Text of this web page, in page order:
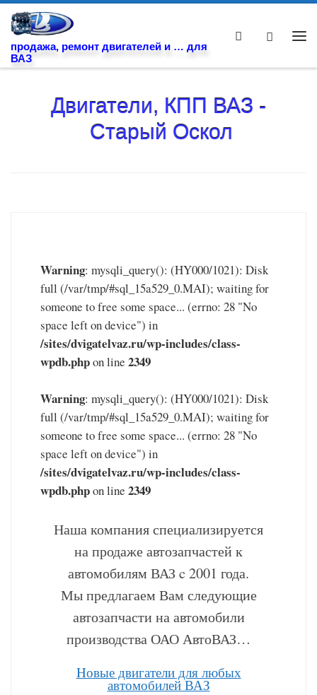
Skip to content
продажа, ремонт двигателей и … для
ВАЗ
Search
Двигатели, КПП ВАЗ -
Старый Оскол
Warning: mysqli_query(): (HY000/1021): Disk
full (/var/tmp/#sql_15a529_0.MAI); waiting for
someone to free some space... (errno: 28 "No
space left on device") in
/sites/dvigatelvaz.ru/wp-includes/class-
wpdb.phpon line2349
Warning: mysqli_query(): (HY000/1021): Disk
full (/var/tmp/#sql_15a529_0.MAI); waiting for
someone to free some space... (errno: 28 "No
space left on device") in
/sites/dvigatelvaz.ru/wp-includes/class-
wpdb.phpon line2349
Наша компания специализируется
на продаже автозапчастей к
автомобилям ВАЗ c 2001 года.
Мы предлагаем Вам следующие
автозапчасти на автомобили
производства ОАО АвтоВАЗ…
Hовые двигатели для любых
автомобилей ВАЗ